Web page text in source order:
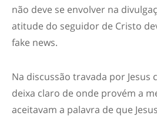
não deve se envolver na
atitude do seguidor de Cristo
fake news.
Na discussão travada por Jesus
deixa claro de onde provém a
aceitavam a palavra de que